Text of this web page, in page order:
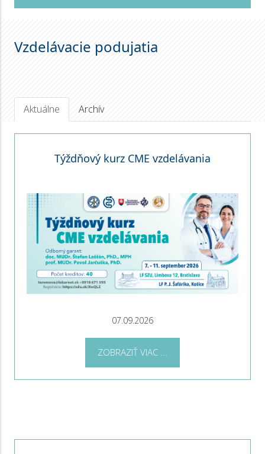
Vzdelávacie podujatia
Aktuálne Archív
Týždňový kurz CME vzdelávania
07.09.2026
ZOBRAZIŤ VIAC ...